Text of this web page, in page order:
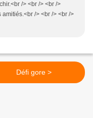
/> <br /> <br />
/> <br /> <br />
Défi gore >